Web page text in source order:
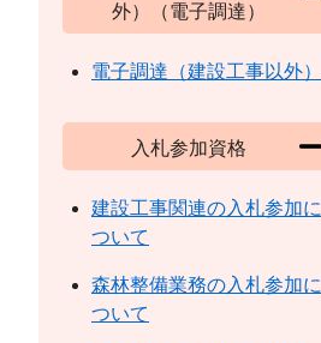
外）（電子調達）
電子調達（建設工事以外）
入札参加資格
建設工事関連の入札参加に
ついて
森林整備業務の入札参加に
ついて